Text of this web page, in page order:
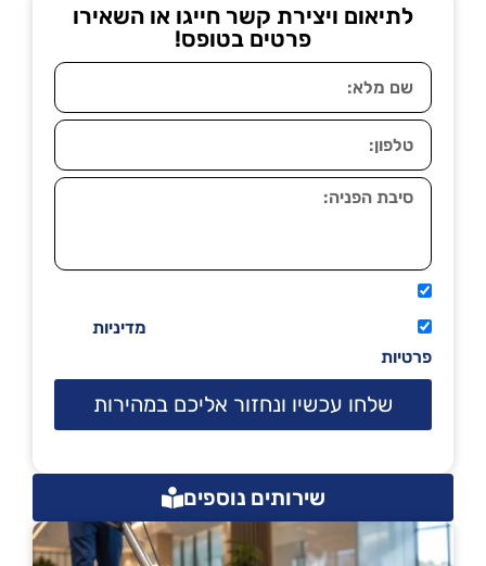
לתיאום ויצירת קשר חייגו או השאירו
פרטים בטופס!
מדיניות
פרטיות
שלחו עכשיו ונחזור אליכם במהירות
שירותים נוספים